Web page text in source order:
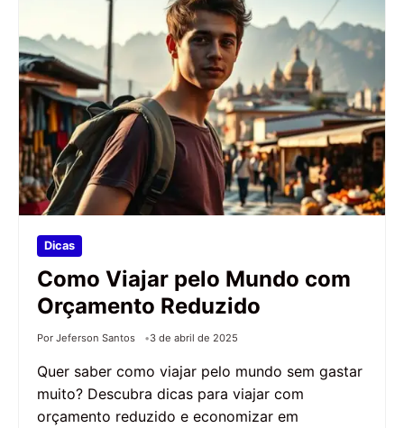
Dicas
Como Viajar pelo Mundo com
Orçamento Reduzido
Por Jeferson Santos 3 de abril de 2025
Quer saber como viajar pelo mundo sem gastar
muito? Descubra dicas para viajar com
orçamento reduzido e economizar em